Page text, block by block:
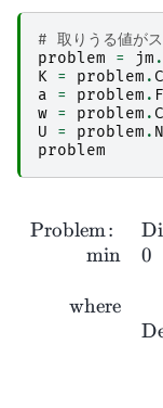
# 取りうる値が
problem
= jm .
K = problem .
a
= problem .
w = problem .
U
= problem .
problem
Problem:
min
where
0